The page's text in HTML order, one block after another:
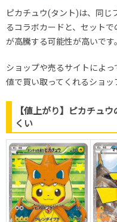
ピカチュウ(タント)は、同じ
るコラボカードと、セット
が高騰する可能性が高いです。
ショップや売るサイトによ
値で買い取ってくれるショッ
【値上がり】ピカチュ
くい